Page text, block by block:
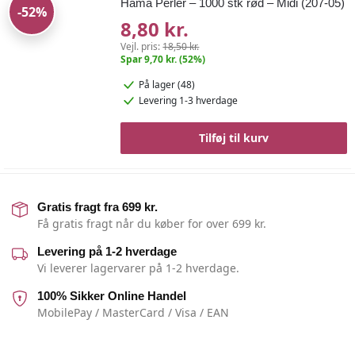
-52%
8,80 kr.
Vejl. pris:18,50 kr.
Spar 9,70 kr. (52%)
På lager (48)
Levering 1-3 hverdage
Tilføj til kurv
Gratis fragt fra 699 kr.
Få gratis fragt når du køber for over 699 kr.
Levering på 1-2 hverdage
Vi leverer lagervarer på 1-2 hverdage.
100% Sikker Online Handel
MobilePay / MasterCard / Visa / EAN